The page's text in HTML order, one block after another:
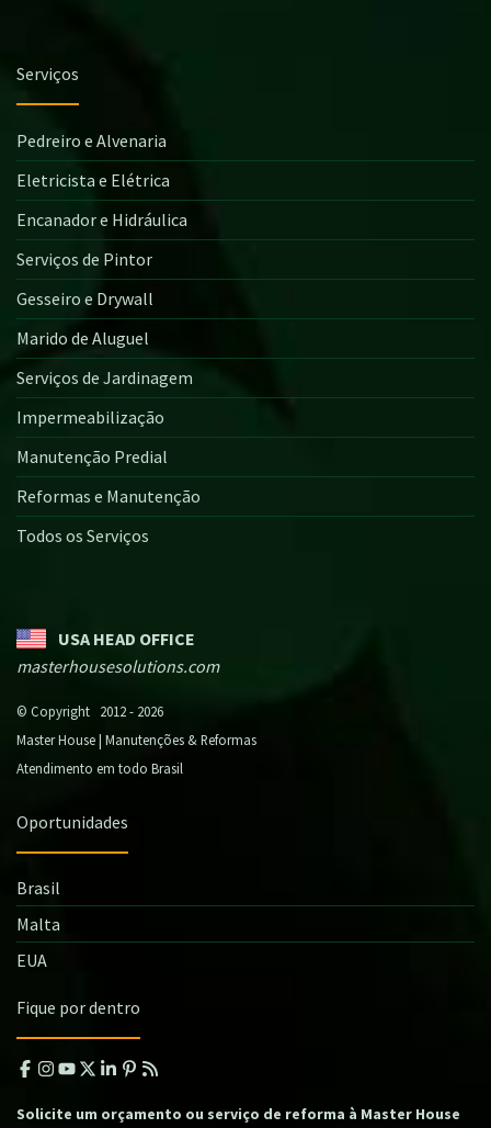
Serviços
Pedreiro e Alvenaria
Eletricista e Elétrica
Encanador e Hidráulica
Serviços de Pintor
Gesseiro e Drywall
Marido de Aluguel
Serviços de Jardinagem
Impermeabilização
Manutenção Predial
Reformas e Manutenção
Todos os Serviços
USA HEAD OFFICE
masterhousesolutions.com
© Copyright 2012 - 2026
Master House | Manutenções & Reformas
Atendimento em todo Brasil
Oportunidades
Brasil
Malta
EUA
Fique por dentro
Solicite um orçamento ou serviço de reforma à Master House